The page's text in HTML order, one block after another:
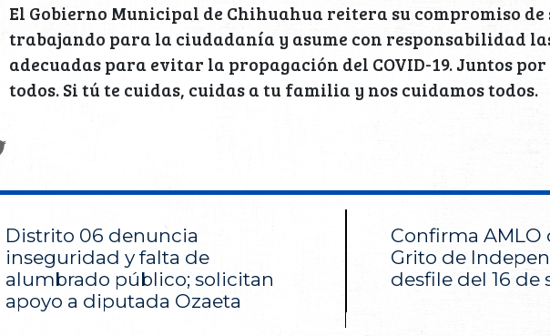
El Gobierno Municipal de Chihuahua reitera su compromiso de
trabajando para la ciudadanía y asume con responsabilidad
adecuadas para evitar la propagación del COVID-19. Juntos
todos. Si tú te cuidas, cuidas a tu familia y nos cuidamos todos.
Distrito 06 denuncia
inseguridad y falta de
alumbrado público; solicitan
apoyo a diputada Ozaeta
Confirma AMLO
Grito de
desfile del 16 de